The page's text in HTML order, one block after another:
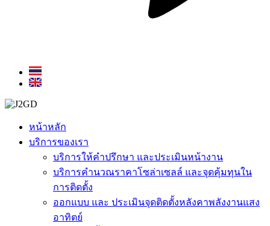
หน้าหลัก
บริการของเรา
บริการให้คำปรึกษา และประเมินหน้างาน
บริการคำนวณราคาโซล่าเซลล์ และจุดคุ้มทุนใน
การติดตั้ง
ออกแบบ และ ประเมินจุดติดตั้งหลังคาพลังงานแสง
อาทิตย์